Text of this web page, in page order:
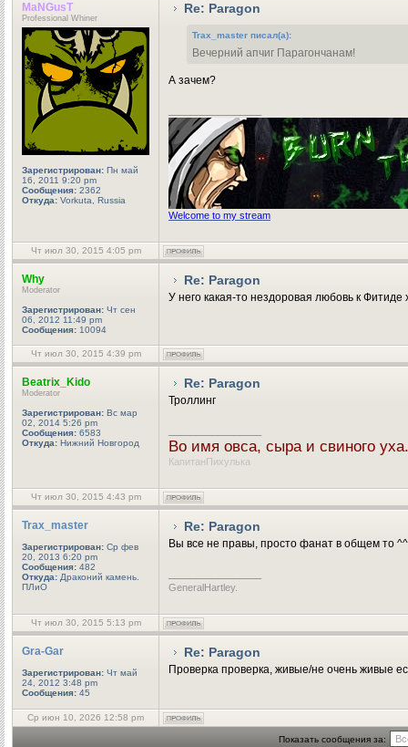
MaNGusT
Professional Whiner
Зарегистрирован: Пн май
16, 2011 9:20 pm
Сообщения: 2362
Откуда: Vorkuta, Russia
Re: Paragon
Trax_master писал(а):
Вечерний апчиг Парагончанам!
А зачем?
Welcome to my stream
Чт июл 30, 2015 4:05 pm
Why
Moderator
Зарегистрирован: Чт сен
06, 2012 11:49 pm
Сообщения: 10094
Re: Paragon
У него какая-то нездоровая любовь к Фитиде
Чт июл 30, 2015 4:39 pm
Beatrix_Kido
Moderator
Зарегистрирован: Вс мар
02, 2014 5:26 pm
Сообщения: 6583
Откуда: Нижний Новгород
Re: Paragon
Троллинг
Во имя овса, сыра и свиного
КапитанПихулька
Чт июл 30, 2015 4:43 pm
Trax_master
Зарегистрирован: Ср фев
20, 2013 6:20 pm
Сообщения: 482
Откуда: Драконий камень.
ПЛиО
Re: Paragon
Вы все не правы, просто фанат в общем то ^^
GeneralHartley.
Чт июл 30, 2015 5:13 pm
Gra-Gar
Зарегистрирован: Чт май
24, 2012 3:48 pm
Сообщения: 45
Re: Paragon
Проверка проверка, живые/не очень живые
Ср июн 10, 2026 12:58 pm
Показать сообщения за: